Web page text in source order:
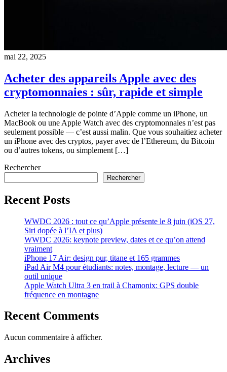
mai 22, 2025
Acheter des appareils Apple avec des
cryptomonnaies : sûr, rapide et simple
Acheter la technologie de pointe d’Apple comme un iPhone, un
MacBook ou une Apple Watch avec des cryptomonnaies n’est pas
seulement possible — c’est aussi malin. Que vous souhaitiez acheter
un iPhone avec des cryptos, payer avec de l’Ethereum, du Bitcoin
ou d’autres tokens, ou simplement […]
Rechercher
Rechercher
Recent Posts
WWDC 2026 : tout ce qu’Apple présente le 8 juin (iOS 27,
Siri dopée à l’IA et plus)
WWDC 2026: keynote preview, dates et ce qu’on attend
vraiment
iPhone 17 Air: design pur, titane et 165 grammes
iPad Air M4 pour étudiants: notes, montage, lecture — un
outil unique
Apple Watch Ultra 3 en trail à Chamonix: GPS double
fréquence en montagne
Recent Comments
Aucun commentaire à afficher.
Archives